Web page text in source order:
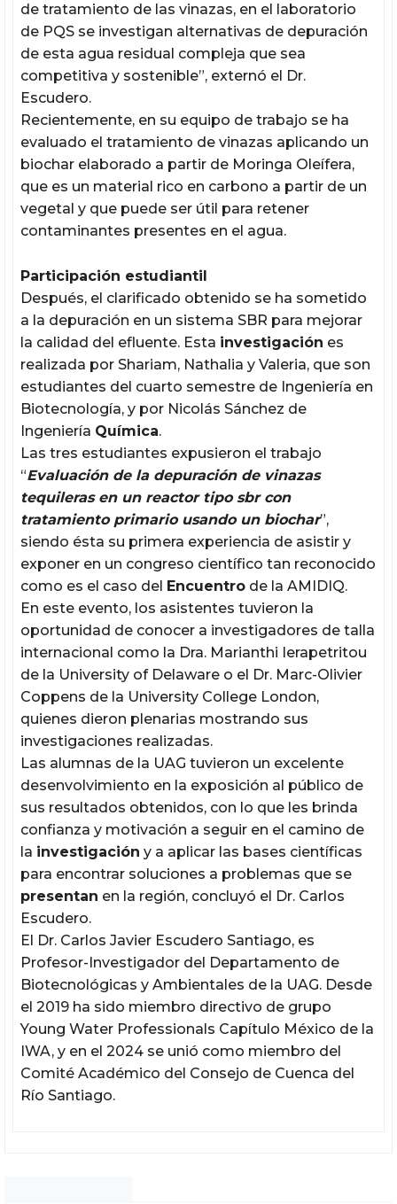
de tratamiento de las vinazas, en el laboratorio
de PQS se investigan alternativas de depuración
de esta agua residual compleja que sea
competitiva y sostenible”, externó el Dr.
Escudero.
Recientemente, en su equipo de trabajo se ha
evaluado el tratamiento de vinazas aplicando un
biochar elaborado a partir de Moringa Oleífera,
que es un material rico en carbono a partir de un
vegetal y que puede ser útil para retener
contaminantes presentes en el agua.
Participación estudiantil
Después, el clarificado obtenido se ha sometido
a la depuración en un sistema SBR para mejorar
la calidad del efluente. Esta investigación es
realizada por Shariam, Nathalia y Valeria, que son
estudiantes del cuarto semestre de Ingeniería en
Biotecnología, y por Nicolás Sánchez de
Ingeniería Química.
Las tres estudiantes expusieron el trabajo
“Evaluación de la depuración de vinazas
tequileras en un reactor tipo sbr con
tratamiento primario usando un biochar”,
siendo ésta su primera experiencia de asistir y
exponer en un congreso científico tan reconocido
como es el caso del Encuentro de la AMIDIQ.
En este evento, los asistentes tuvieron la
oportunidad de conocer a investigadores de talla
internacional como la Dra. Marianthi Ierapetritou
de la University of Delaware o el Dr. Marc-Olivier
Coppens de la University College London,
quienes dieron plenarias mostrando sus
investigaciones realizadas.
Las alumnas de la UAG tuvieron un excelente
desenvolvimiento en la exposición al público de
sus resultados obtenidos, con lo que les brinda
confianza y motivación a seguir en el camino de
la investigación y a aplicar las bases científicas
para encontrar soluciones a problemas que se
presentan en la región, concluyó el Dr. Carlos
Escudero.
El Dr. Carlos Javier Escudero Santiago, es
Profesor-Investigador del Departamento de
Biotecnológicas y Ambientales de la UAG. Desde
el 2019 ha sido miembro directivo de grupo
Young Water Professionals Capítulo México de la
IWA, y en el 2024 se unió como miembro del
Comité Académico del Consejo de Cuenca del
Río Santiago.